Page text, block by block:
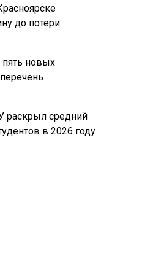
до потери
новых
раскрыл средний
в 2026 году